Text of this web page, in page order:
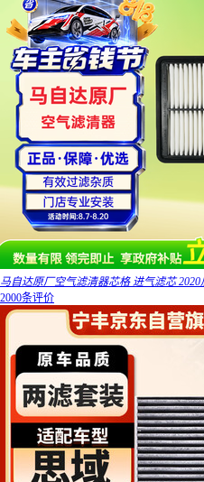
马自达原厂空气滤清器芯格 进气滤芯 2020
2000条评价